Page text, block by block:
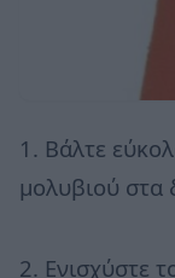
1. Βάλτε
μολυβιού στα
2. Ενισχύστε